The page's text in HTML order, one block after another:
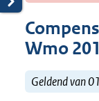
Wmo
Geldend van